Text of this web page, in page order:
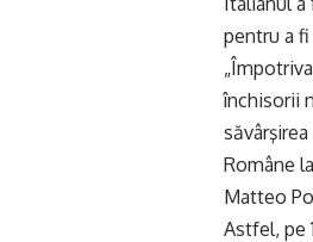
pentru a
închisorii
Române
Matteo
Astfel, pe